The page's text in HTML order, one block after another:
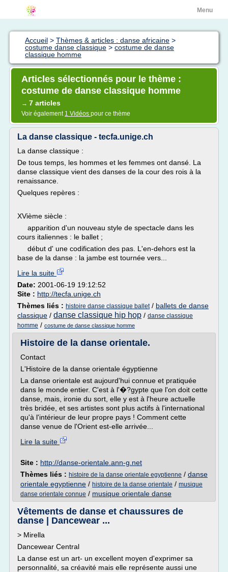
Menu
Accueil > Thèmes & articles : danse africaine >
costume danse classique > costume de danse
classique homme
Articles sélectionnés pour le thème :
costume de danse classique homme
→ 7 articles
Voir également 1 Vidéos pour ce thème
La danse classique - tecfa.unige.ch
La danse classique :
De tous temps, les hommes et les femmes ont dansé. La
danse classique vient des danses de la cour des rois à la
renaissance.
Quelques repères :
XVième siècle :
apparition d'un nouveau style de spectacle dans les
cours italiennes : le ballet ;
début d' une codification des pas. L'en-dehors est la
base de la danse : la jambe est tournée vers...
Lire la suite
Date: 2001-06-19 19:12:52
Site : http://tecfa.unige.ch
Thèmes liés : histoire danse classique ballet/ ballets de danse
classique / danse classique hip hop / danse classique
homme / costume de danse classique homme
Histoire de la danse orientale.
Contact
L'Histoire de la danse orientale égyptienne
La danse orientale est aujourd'hui connue et pratiquée
dans le monde entier. C'est à l'�?gypte que l'on doit cette
danse, mais, ironie du sort, elle y est à l'heure actuelle
très bridée, et ses artistes sont plus actifs à l'international
qu'à l'intérieur de leur propre pays ! Comment cette
danse venue de l'Orient est-elle arrivée...
Lire la suite
Site : http://danse-orientale.ann-g.net
Thèmes liés : histoire de la danse orientale egyptienne / danse
orientale egyptienne / histoire de la danse orientale / musique
danse orientale connue / musique orientale danse
Vêtements de danse et chaussures de
danse | Dancewear ...
> Mirella
Dancewear Central
La danse est un art- un excellent moyen d'exprimer sa
personnalité, sa créavité mais elle représente aussi une